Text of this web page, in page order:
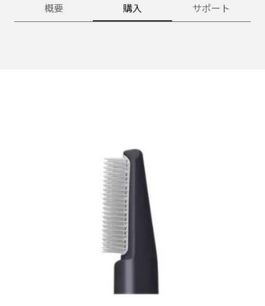
概要 購入 サポート